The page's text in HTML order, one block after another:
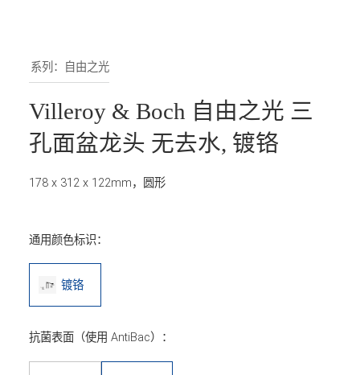
系列：自由之光
Villeroy & Boch 自由之光 三
孔面盆龙头 无去水, 镀铬
178 x 312 x 122mm，圆形
通用颜色标识：
镀铬
抗菌表面（使用 AntiBac）：